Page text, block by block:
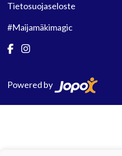
Tietosuojaseloste
#Maijamäkimagic
Powered by